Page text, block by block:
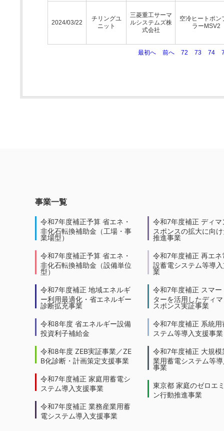
2024/03/22
チリングユ
ニット
三菱重工サーマ
ルシステムズ株
式会社
空冷ヒートポン
ラーMSV2
最初へ 前へ 72 73 74
事業一覧
令和7年度補正予算 省エネ・
非化石転換補助金（工場・事
業場型）
令和7年度補正予算 省エネ・
非化石転換補助金（設備単位
型）
令和7年度補正 地域エネルギ
ー利用最適化・省エネルギー
診断拡充事業
令和8年度 省エネルギー設備
投資利子補給金
令和8年度 ZEB実証事業／ZE
B化診断・計画策定支援事業
令和7年度補正 家庭用蓄電シ
ステム導入支援事業
令和7年度補正 業務産業用蓄
電システム導入支援事業
令和7年度補正 ディマ
スポンスの拡大に向
推進事業
令和7年度補正 再エネ
設蓄電システム等導
業
令和7年度補正 スマー
ターを活用したディ
スポンス実証事業
令和7年度補正 系統用
ステム等導入支援事業
令和7年度補正 大規模
業用蓄電システム等
事業
東京都 家庭のゼロエ
ン行動推進事業